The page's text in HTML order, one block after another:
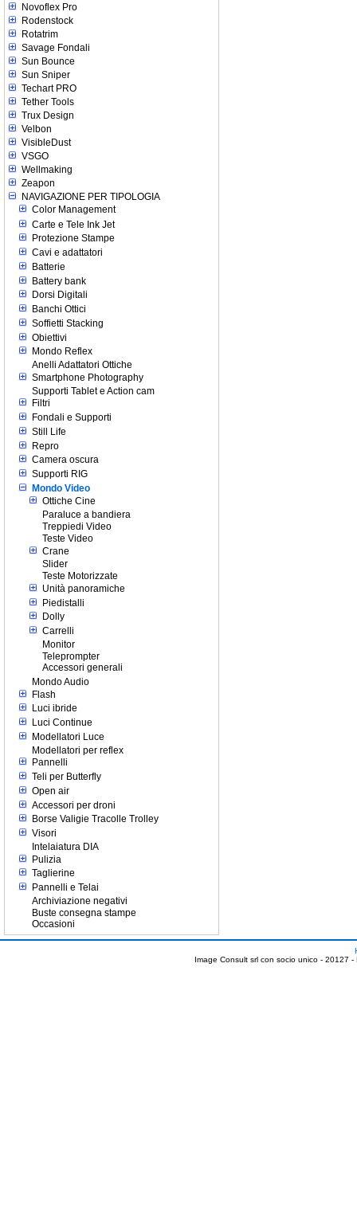
Novoflex Pro
Rodenstock
Rotatrim
Savage Fondali
Sun Bounce
Sun Sniper
Techart PRO
Tether Tools
Trux Design
Velbon
VisibleDust
VSGO
Wellmaking
Zeapon
NAVIGAZIONE PER TIPOLOGIA
Color Management
Carte e Tele Ink Jet
Protezione Stampe
Cavi e adattatori
Batterie
Battery bank
Dorsi Digitali
Banchi Ottici
Soffietti Stacking
Obiettivi
Mondo Reflex
Anelli Adattatori Ottiche
Smartphone Photography
Supporti Tablet e Action cam
Filtri
Fondali e Supporti
Still Life
Repro
Camera oscura
Supporti RIG
Mondo Video
Ottiche Cine
Paraluce a bandiera
Treppiedi Video
Teste Video
Crane
Slider
Teste Motorizzate
Unità panoramiche
Piedistalli
Dolly
Carrelli
Monitor
Teleprompter
Accessori generali
Mondo Audio
Flash
Luci ibride
Luci Continue
Modellatori Luce
Modellatori per reflex
Pannelli
Teli per Butterfly
Open air
Accessori per droni
Borse Valigie Tracolle Trolley
Visori
Intelaiatura DIA
Pulizia
Taglierine
Pannelli e Telai
Archiviazione negativi
Buste consegna stampe
Occasioni
Image Consult srl con socio unico - 20127